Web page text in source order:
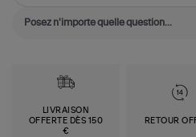
LIVRAISON
OFFERTE DÈS 150
€
RETOUR